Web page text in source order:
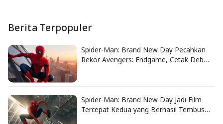
Berita Terpopuler
Spider-Man: Brand New Day Pecahkan
Rekor Avengers: Endgame, Cetak Debut
Spider-Man: Brand New Day Jadi Film
Tercepat Kedua yang Berhasil Tembus